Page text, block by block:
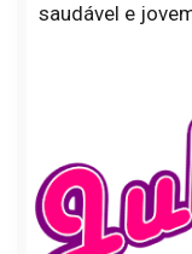
saudável e